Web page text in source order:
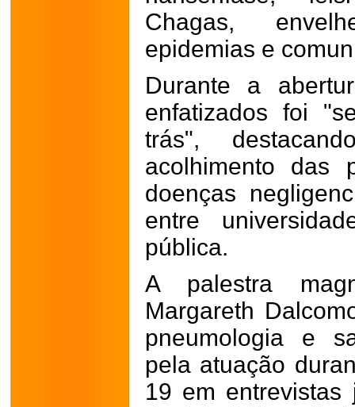
Chagas,
epidemias e
Durante a
enfatizados foi
trás",
acolhimento das
doenças
entre
pública.
A palestra
Margareth
pneumologia e
pela atuação
19 em entrevistas